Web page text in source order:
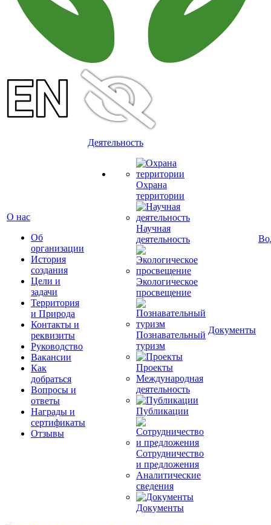
О нас
Об
организации
История
создания
Цели и
задачи
Территория
и Природа
Контакты и
реквизиты
Руководство
Вакансии
Как
добраться
Вопросы и
ответы
Награды и
сертификаты
Отзывы
Деятельность
Охрана
территории
Научная
деятельность
Экологическое
просвещение
Познавательный
туризм
Проекты
Международная
деятельность
Публикации
Сотрудничество
и предложения
Аналитические
сведения
Документы
Документы